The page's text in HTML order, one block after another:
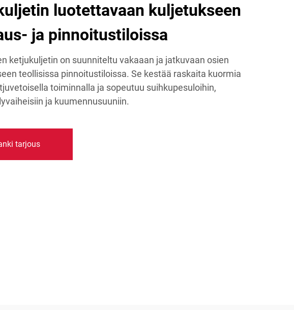
luotettavaan kuljetukseen
ja pinnoitustiloissa
ketjukuljetin on suunniteltu vakaaan ja jatkuvaan osien
teollisissa pinnoitustiloissa. Se kestää raskaita kuormia
toiminnalla ja sopeutuu suihkupesuloihin,
ja kuumennusuuniin.
tarjous